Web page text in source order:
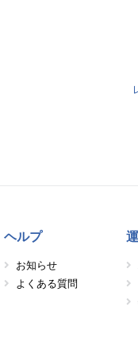
ヘルプ
お知らせ
よくある質問